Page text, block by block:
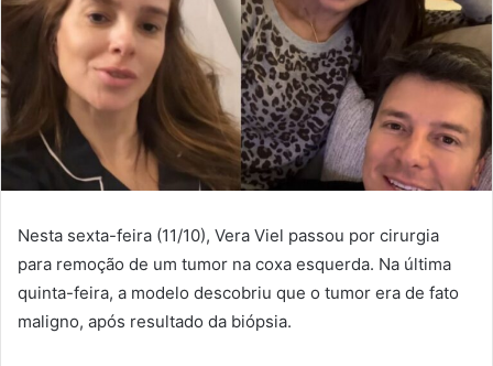
Nesta sexta-feira (11/10), Vera Viel passou por cirurgia
para remoção de um tumor na coxa esquerda. Na última
quinta-feira, a modelo descobriu que o tumor era de fato
maligno, após resultado da biópsia.